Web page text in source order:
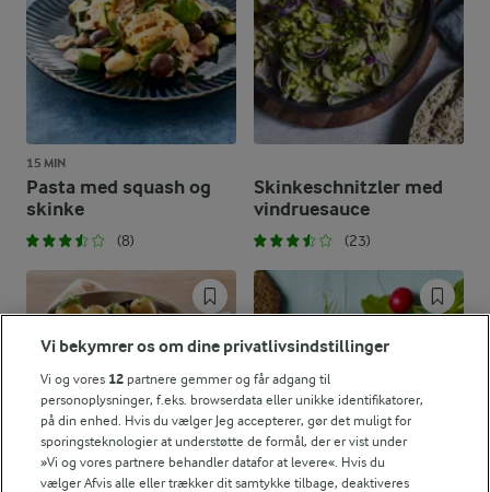
15 MIN
Pasta med squash og
skinke
(8)
Skinkeschnitzler med
vindruesauce
(23)
Vi bekymrer os om dine privatlivsindstillinger
Vi og vores 12 partnere gemmer og får adgang til
personoplysninger, f.eks. browserdata eller unikke identifikatorer,
på din enhed. Hvis du vælger Jeg accepterer, gør det muligt for
sporingsteknologier at understøtte de formål, der er vist under
»Vi og vores partnere behandler datafor at levere«. Hvis du
vælger Afvis alle eller trækker dit samtykke tilbage, deaktiveres